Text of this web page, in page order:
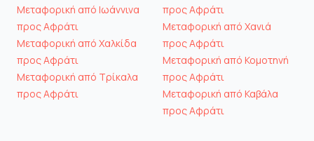
Μεταφορική από Ιωάννινα
προς Αφράτι
Μεταφορική από Χαλκίδα
προς Αφράτι
Μεταφορική από Τρίκαλα
προς Αφράτι
προς Αφράτι
Μεταφορική από Χανιά
προς Αφράτι
Μεταφορική από Κομοτηνή
προς Αφράτι
Μεταφορική από Καβάλα
προς Αφράτι